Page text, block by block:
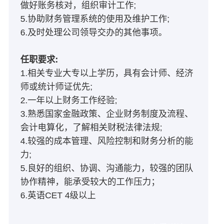
做好账务核对，组织审计工作;
5.协助财务管理系统的使用及维护工作;
6.及时处理公司领导交办的其他事项。
任职要求:
1.相关专业大专以上学历，具有会计师、经济
师或统计师证优先;
2.一年以上财务工作经验;
3.熟悉国家金融政策、企业财务制度及流程、
会计电算化，了解相关财税法律法规;
4.较强的成本管理、风险控制和财务分析的能
力;
5.良好的组织、协调、沟通能力，较强的团队
协作精神，能承受较大的工作压力；
6.英语CET 4级以上